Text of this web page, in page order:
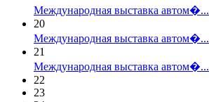
Международная выставка автом�...
20
Международная выставка автом�...
21
Международная выставка автом�...
22
23